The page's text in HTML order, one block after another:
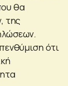
θα
της
ότι